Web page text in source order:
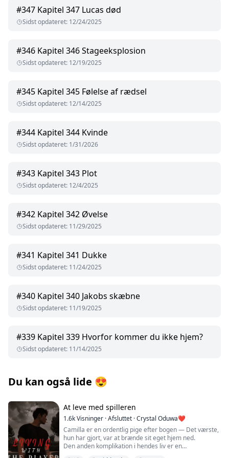
#347 Kapitel 347 Lucas død
Sidst opdateret: 12/24/2025
#346 Kapitel 346 Stageeksplosion
Sidst opdateret: 12/19/2025
#345 Kapitel 345 Følelse af rædsel
Sidst opdateret: 12/14/2025
#344 Kapitel 344 Kvinde
Sidst opdateret: 1/31/2026
#343 Kapitel 343 Plot
Sidst opdateret: 12/4/2025
#342 Kapitel 342 Øvelse
Sidst opdateret: 11/29/2025
#341 Kapitel 341 Dukke
Sidst opdateret: 11/24/2025
#340 Kapitel 340 Jakobs skæbne
Sidst opdateret: 11/19/2025
#339 Kapitel 339 Hvorfor kommer du ikke hjem?
Sidst opdateret: 11/14/2025
Du kan også lide 😍
At leve med spilleren
1.6kVisninger ·Afsluttet ·Crystal Oduwa❤️
Camilla er en ordentlig pige efter bogen — Det værste,
hun har gjort, var at brænde sit eget hjem ned.
Den anden komplikation i hendes liv er en